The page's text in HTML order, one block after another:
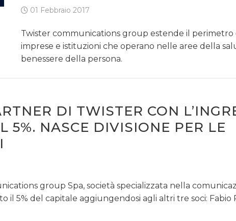
01 Febbraio 2017
Twister communications group estende il perimetro
imprese e istituzioni che operano nelle aree della
benessere della persona.
DI TWISTER CON
5%. NASCE DIVISIONE PER LE
group Spa, società specializzata nella
il 5% del capitale aggiungendosi agli altri tre soci: Fabio